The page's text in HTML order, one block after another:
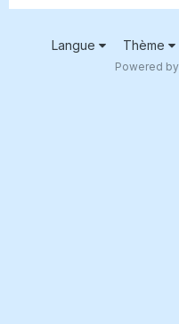
Langue Thème
Powered